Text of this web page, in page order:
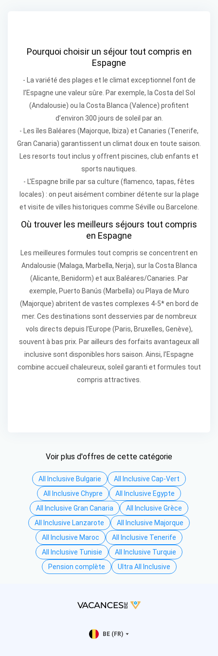
Pourquoi choisir un séjour tout compris en
Espagne
- La variété des plages et le climat exceptionnel font de
l’Espagne une valeur sûre. Par exemple, la Costa del Sol
(Andalousie) ou la Costa Blanca (Valence) profitent
d’environ 300 jours de soleil par an.
- Les îles Baléares (Majorque, Ibiza) et Canaries (Tenerife,
Gran Canaria) garantissent un climat doux en toute saison.
Les resorts tout inclus y offrent piscines, club enfants et
sports nautiques.
- L'Espagne brille par sa culture (flamenco, tapas, fêtes
locales) : on peut aisément combiner détente sur la plage
et visite de villes historiques comme Séville ou Barcelone.
Où trouver les meilleurs séjours tout compris
en Espagne
Les meilleures formules tout compris se concentrent en
Andalousie (Malaga, Marbella, Nerja), sur la Costa Blanca
(Alicante, Benidorm) et aux Baléares/Canaries. Par
exemple, Puerto Banús (Marbella) ou Playa de Muro
(Majorque) abritent de vastes complexes 4-5* en bord de
mer. Ces destinations sont desservies par de nombreux
vols directs depuis l’Europe (Paris, Bruxelles, Genève),
souvent à bas prix. Par ailleurs des forfaits avantageux all
inclusive sont disponibles hors saison. Ainsi, l’Espagne
combine accueil chaleureux, soleil garanti et formules tout
compris attractives.
Voir plus d'offres de cette catégorie
All Inclusive Bulgarie
All Inclusive Cap-Vert
All Inclusive Chypre
All Inclusive Egypte
All Inclusive Gran Canaria
All Inclusive Grèce
All Inclusive Lanzarote
All Inclusive Majorque
All Inclusive Maroc
All Inclusive Tenerife
All Inclusive Tunisie
All Inclusive Turquie
Pension complète
Ultra All Inclusive
BE (FR)